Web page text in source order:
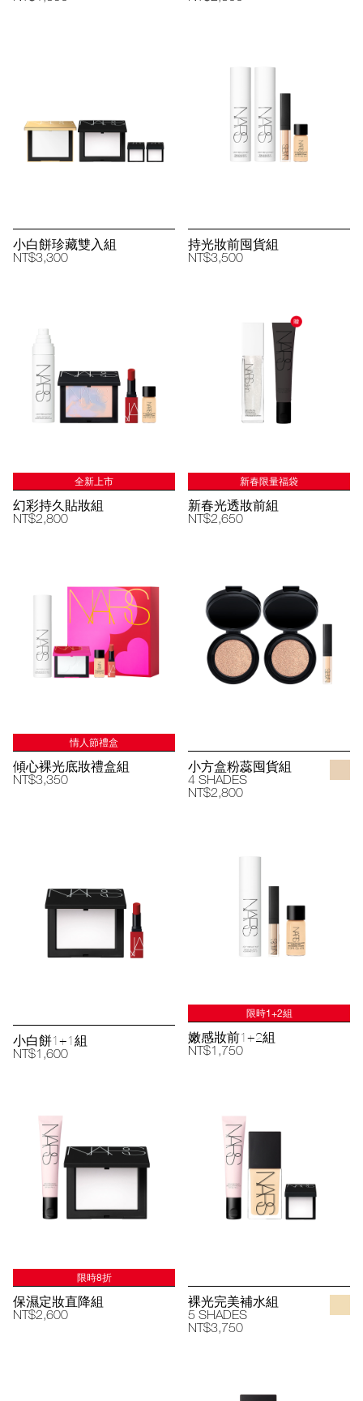
小白餅珍藏雙入組
NT$3,300
持光妝前囤貨組
NT$3,500
全新上市
幻彩持久貼妝組
NT$2,800
新春限量福袋
新春光透妝前組
NT$2,650
情人節禮盒
傾心裸光底妝禮盒組
NT$3,350
小方盒粉蕊囤貨組
4 SHADES
NT$2,800
小白餅1+1組
NT$1,600
限時1+2組
嫩感妝前1+2組
NT$1,750
限時8折
保濕定妝直降組
NT$2,600
裸光完美補水組
5 SHADES
NT$3,750